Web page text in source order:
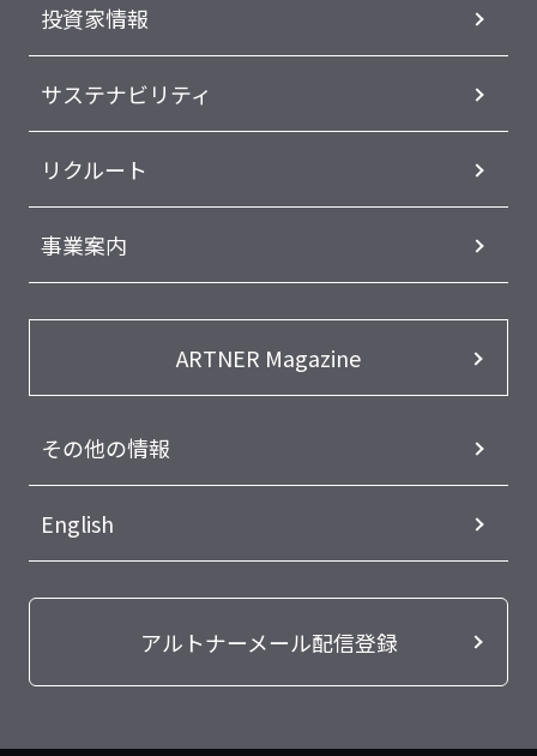
投資家情報
サステナビリティ
リクルート
事業案内
ARTNER Magazine
その他の情報
English
アルトナーメール配信登録